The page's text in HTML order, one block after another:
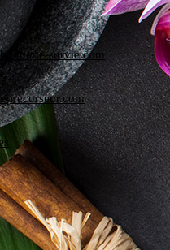
survie.com